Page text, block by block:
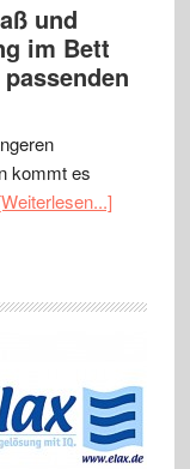
und
im Bett
kommt es